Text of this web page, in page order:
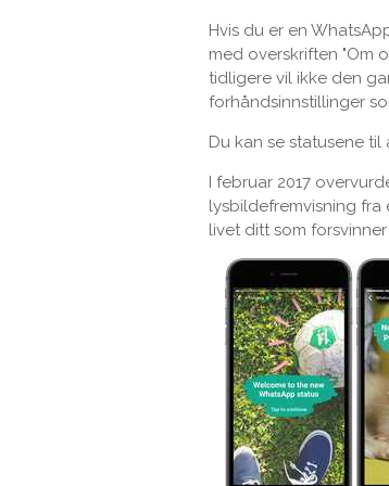
Hvis du er en
med overskriften "Om
tidligere vil ikke den
forhåndsinnstillinger
Du kan se statusene
I februar 2017
lysbildefremvisning
livet ditt som